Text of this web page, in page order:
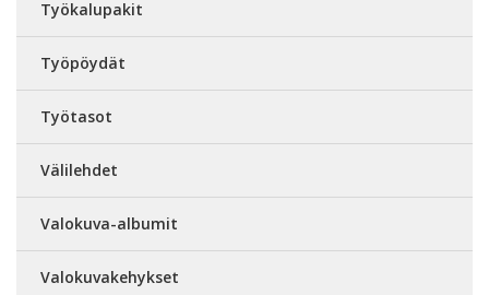
Työkalupakit
Työpöydät
Työtasot
Välilehdet
Valokuva-albumit
Valokuvakehykset